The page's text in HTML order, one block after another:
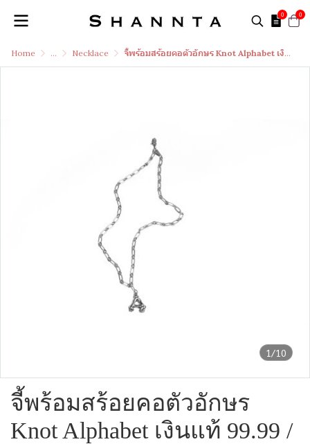
0 0
Home ... Necklace จี้พร้อมสร้อยคอตัวอักษร Knot Alphabet เงินแท้ 99.99 / A /
1/10
จี้พร้อมสร้อยคอตัวอักษร
Knot Alphabet เงินแท้ 99.99 /